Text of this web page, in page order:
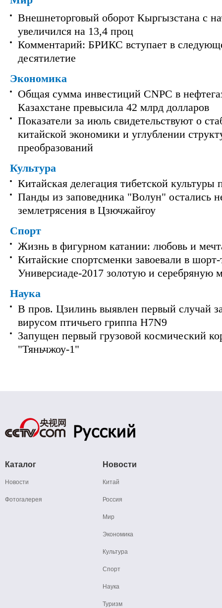
Внешнеторговый оборот Кыргызстана с
увеличился на 13,4 проц
Комментарий: БРИКС вступает в
десятилетие
Экономика
Общая сумма инвестиций CNPC в
Казахстане превысила 42 млрд долларов
Показатели за июль свидетельствуют о
китайской экономики и углублении
преобразований
Культура
Китайская делегация тибетской культуры
Панды из заповедника "Волун" остались
землетрясения в Цзючжайгоу
Спорт
Жизнь в фигурном катании: любовь и
Китайские спортсменки завоевали в шорт-
Универсиаде-2017 золотую и серебряную
Наука
В пров. Цзилинь выявлен первый случай
вирусом птичьего гриппа H7N9
Запущен первый грузовой космический
"Тяньчжоу-1"
Каталог
Новости
Фотогалерея
Новости
Китай
Россия
Мир
Экономика
Культура
Спорт
Наука
Туризм